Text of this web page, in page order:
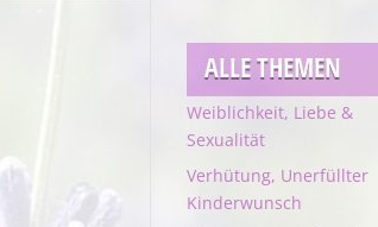
ALLE THEMEN
Weiblichkeit, Liebe &
Sexualität
Verhütung, Unerfüllter
Kinderwunsch